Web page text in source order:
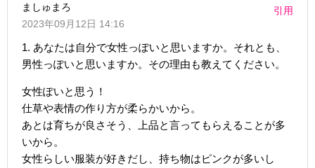
ましゅまろ
2023年09月12日 14:16
引用
1. あなたは自分で女性っぽいと思いますか。それとも、
男性っぽいと思いますか。その理由も教えてください。
女性ぽいと思う！
仕草や表情の作り方が柔らかいから。
あとは育ちが良さそう、上品と言ってもらえることが多
いから。
女性らしい服装が好きだし、持ち物はピンクが多いし